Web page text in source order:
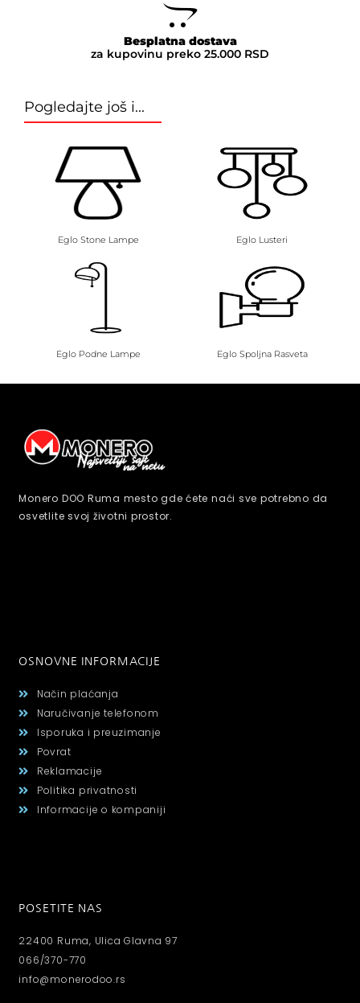
Besplatna dostava
za kupovinu preko 25.000 RSD
Pogledajte još i...
Eglo Stone Lampe Eglo Lusteri
Eglo Podne Lampe Eglo Spoljna Rasveta
Monero DOO Ruma mesto gde ćete naći sve potrebno da
osvetlite svoj životni prostor.
OSNOVNE INFORMACIJE
Način plaćanja
Naručivanje telefonom
Isporuka i preuzimanje
Povrat
Reklamacije
Politika privatnosti
Informacije o kompaniji
POSETITE NAS
22400 Ruma, Ulica Glavna 97
066/370-770
info@monerodoo.rs